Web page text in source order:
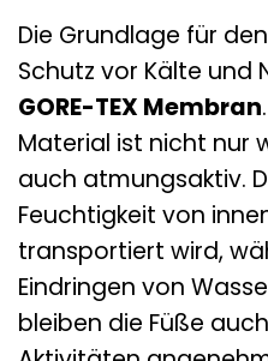
Die Grundlage für
Schutz vor Kälte und
GORE-TEX Membran
Material ist nicht nur
auch atmungsaktiv.
Feuchtigkeit von
transportiert wird,
Eindringen von
bleiben die Füße